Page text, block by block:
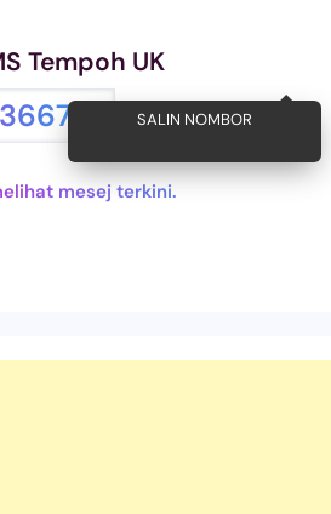
Tempoh UK
SALIN NOMBOR
mesej terkini.